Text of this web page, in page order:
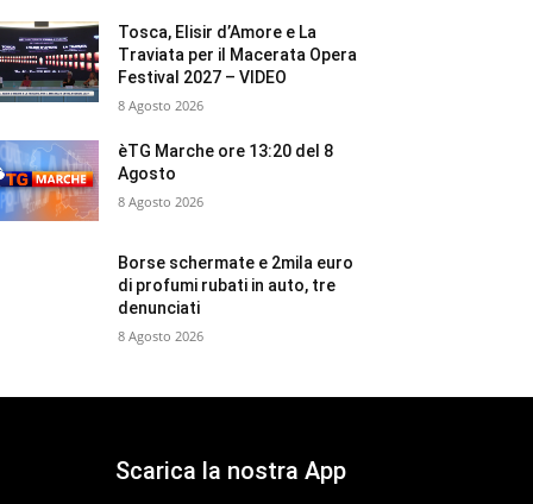
Tosca, Elisir d’Amore e La
Traviata per il Macerata Opera
Festival 2027 – VIDEO
8 Agosto 2026
èTG Marche ore 13:20 del 8
Agosto
8 Agosto 2026
Borse schermate e 2mila euro
di profumi rubati in auto, tre
denunciati
8 Agosto 2026
Scarica la nostra App